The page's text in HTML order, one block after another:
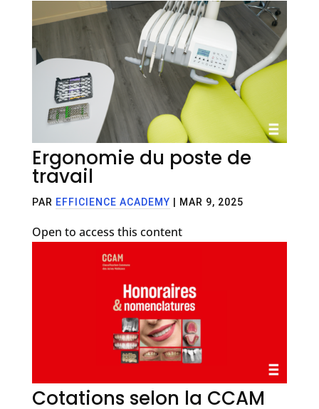
Ergonomie du poste de
travail
PAR EFFICIENCE ACADEMY MAR 9, 2025
Open to access this content
Cotations selon la CCAM